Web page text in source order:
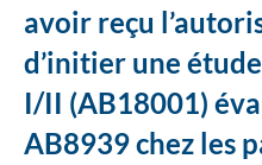
avoir reçu
d’initier une
I/II (AB18001)
AB8939 chez les